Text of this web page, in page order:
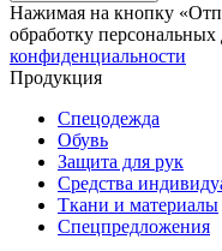
Нажимая на кнопку
обработку
конфиденциальности
Продукция
Спецодежда
Обувь
Защита для рук
Средства
Ткани и материалы
Спецпредложения